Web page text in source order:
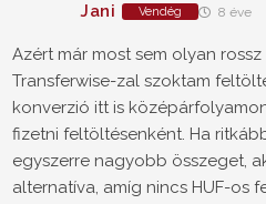
Jani Vendég 8 éve
Azért már most sem olyan rossz
Transferwise-zal szoktam
konverzió itt is
fizetni feltöltésenként. Ha
egyszerre nagyobb összeget,
alternatíva, amíg nincs HUF-os